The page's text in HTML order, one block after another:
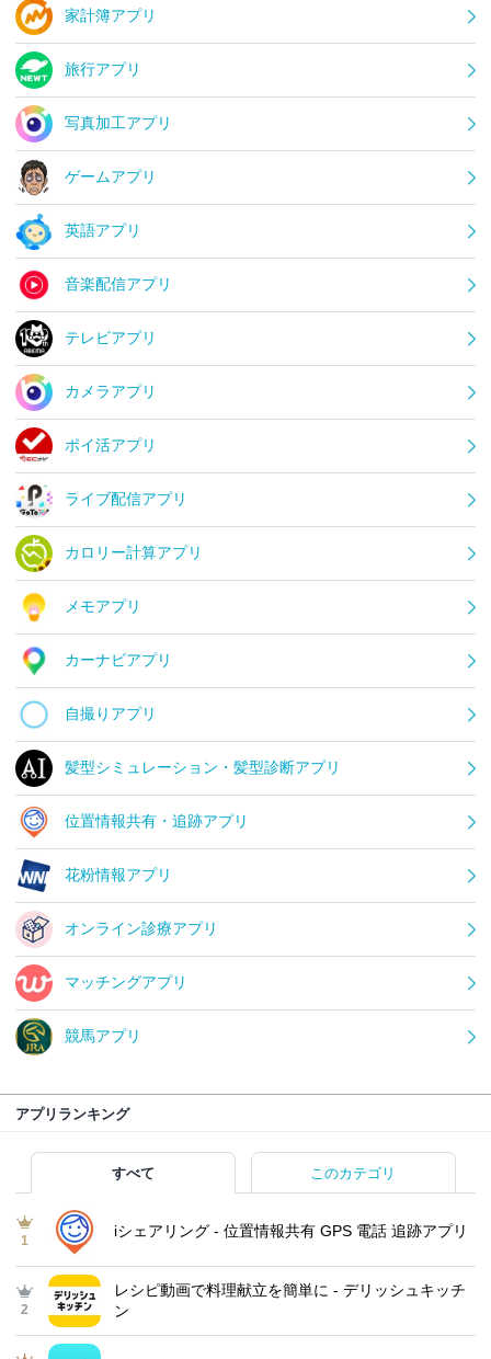
家計簿アプリ
旅行アプリ
写真加工アプリ
ゲームアプリ
英語アプリ
音楽配信アプリ
テレビアプリ
カメラアプリ
ポイ活アプリ
ライブ配信アプリ
カロリー計算アプリ
メモアプリ
カーナビアプリ
自撮りアプリ
髪型シミュレーション・髪型診断アプリ
位置情報共有・追跡アプリ
花粉情報アプリ
オンライン診療アプリ
マッチングアプリ
競馬アプリ
アプリランキング
すべて このカテゴリ
1
iシェアリング - 位置情報共有 GPS 電話 追跡アプリ
2
レシピ動画で料理献立を簡単‪に - デリッシュキッチ
ン